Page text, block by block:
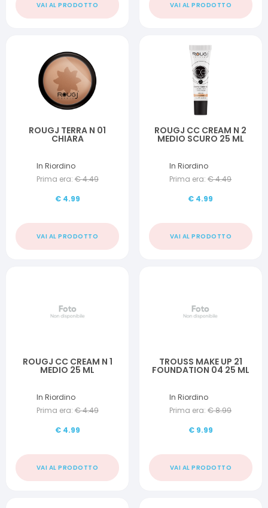
VAI AL PRODOTTO VAI AL PRODOTTO
ROUGJ TERRA N 01
CHIARA
In Riordino
Prima era: €4.49
€ 4.99
VAI AL PRODOTTO
ROUGJ CC CREAM N 2
MEDIO SCURO 25 ML
In Riordino
Prima era: €4.49
€ 4.99
VAI AL PRODOTTO
ROUGJ CC CREAM N 1
MEDIO 25 ML
In Riordino
Prima era: €4.49
€ 4.99
VAI AL PRODOTTO
TROUSS MAKE UP 21
FOUNDATION 04 25 ML
In Riordino
Prima era: €8.99
€ 9.99
VAI AL PRODOTTO